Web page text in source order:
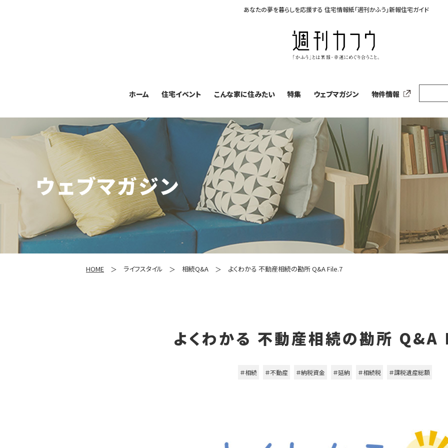
あなたの夢を暮らしを応援する 住宅情報紙「週刊かふう」新報住宅ガイド
ホーム 住宅イベント こんな家に住みたい 特集 ウェブマガジン 物件情報
ウェブマガジン
HOME ライフスタイル 相続Q&A よくわかる 不動産相続の勘所 Q&A File.7
よくわかる 不動産相続の勘所
＃相続 ＃不動産 ＃納税資金 ＃延納 ＃相続税 ＃課税遺産総額